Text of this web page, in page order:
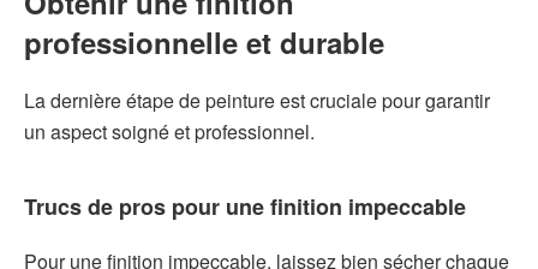
professionnelle et durable
La dernière étape de peinture est cruciale pour garantir
un aspect soigné et professionnel.
Trucs de pros pour une finition impeccable
Pour une finition impeccable, laissez bien sécher chaque